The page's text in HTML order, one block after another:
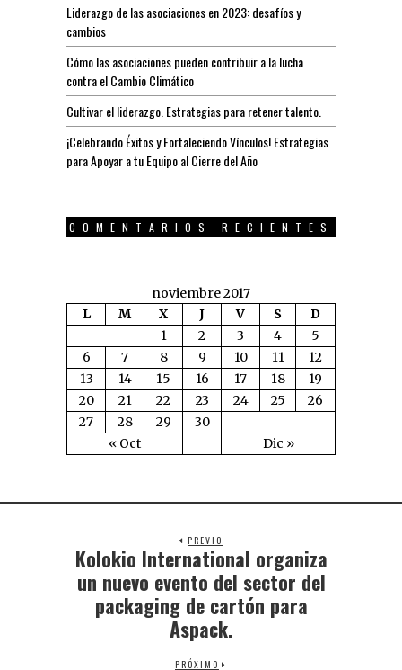
Liderazgo de las asociaciones en 2023: desafíos y
cambios
Cómo las asociaciones pueden contribuir a la lucha
contra el Cambio Climático
Cultivar el liderazgo. Estrategias para retener talento.
¡Celebrando Éxitos y Fortaleciendo Vínculos! Estrategias
para Apoyar a tu Equipo al Cierre del Año
COMENTARIOS RECIENTES
noviembre 2017
L
M X J V S D
« Oct Dic »
1 2 3 4
5
6
7 8 9 10 11
12
13
14 15 16 17 18
19
20
21 22 23 24 25
26
27
28 29 30
PREVIO
Kolokio International organiza
un nuevo evento del sector del
packaging de cartón para
Aspack.
PRÓXIMO